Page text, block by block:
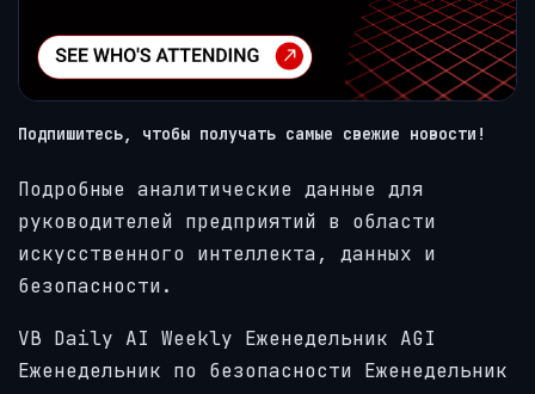
Подпишитесь, чтобы получать самые свежие новости!
Подробные аналитические данные для
руководителей предприятий в области
искусственного интеллекта, данных и
безопасности.
VB Daily AI Weekly Еженедельник AGI
Еженедельник по безопасности Еженедельник